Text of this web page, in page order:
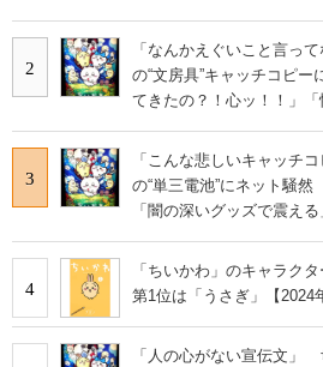
2
「なんかえぐいこと言っ
の“文房具”キャッチコピ
てきたの？！心ッ！！」「
3
「こんな悲しいキャッチ
の“単三電池”にネット騒
「闇の深いグッズで震え
4
「ちいかわ」のキャラク
第1位は「うさぎ」【2024
「人の心がない宣伝文」